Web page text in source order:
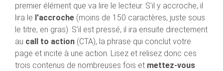
premier élément que va lire le lecteur. S’il y accroche, il
lira le l’accroche (moins de 150 caractères, juste sous
le titre, en gras). S’il est pressé, il ira ensuite directement
au call to action (CTA), la phrase qui conclut votre
page et incite à une action. Lisez et relisez donc ces
trois contenus de nombreuses fois et mettez-vous